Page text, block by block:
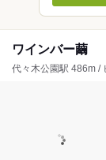
ワインバー繭
代々木公園駅 486m /